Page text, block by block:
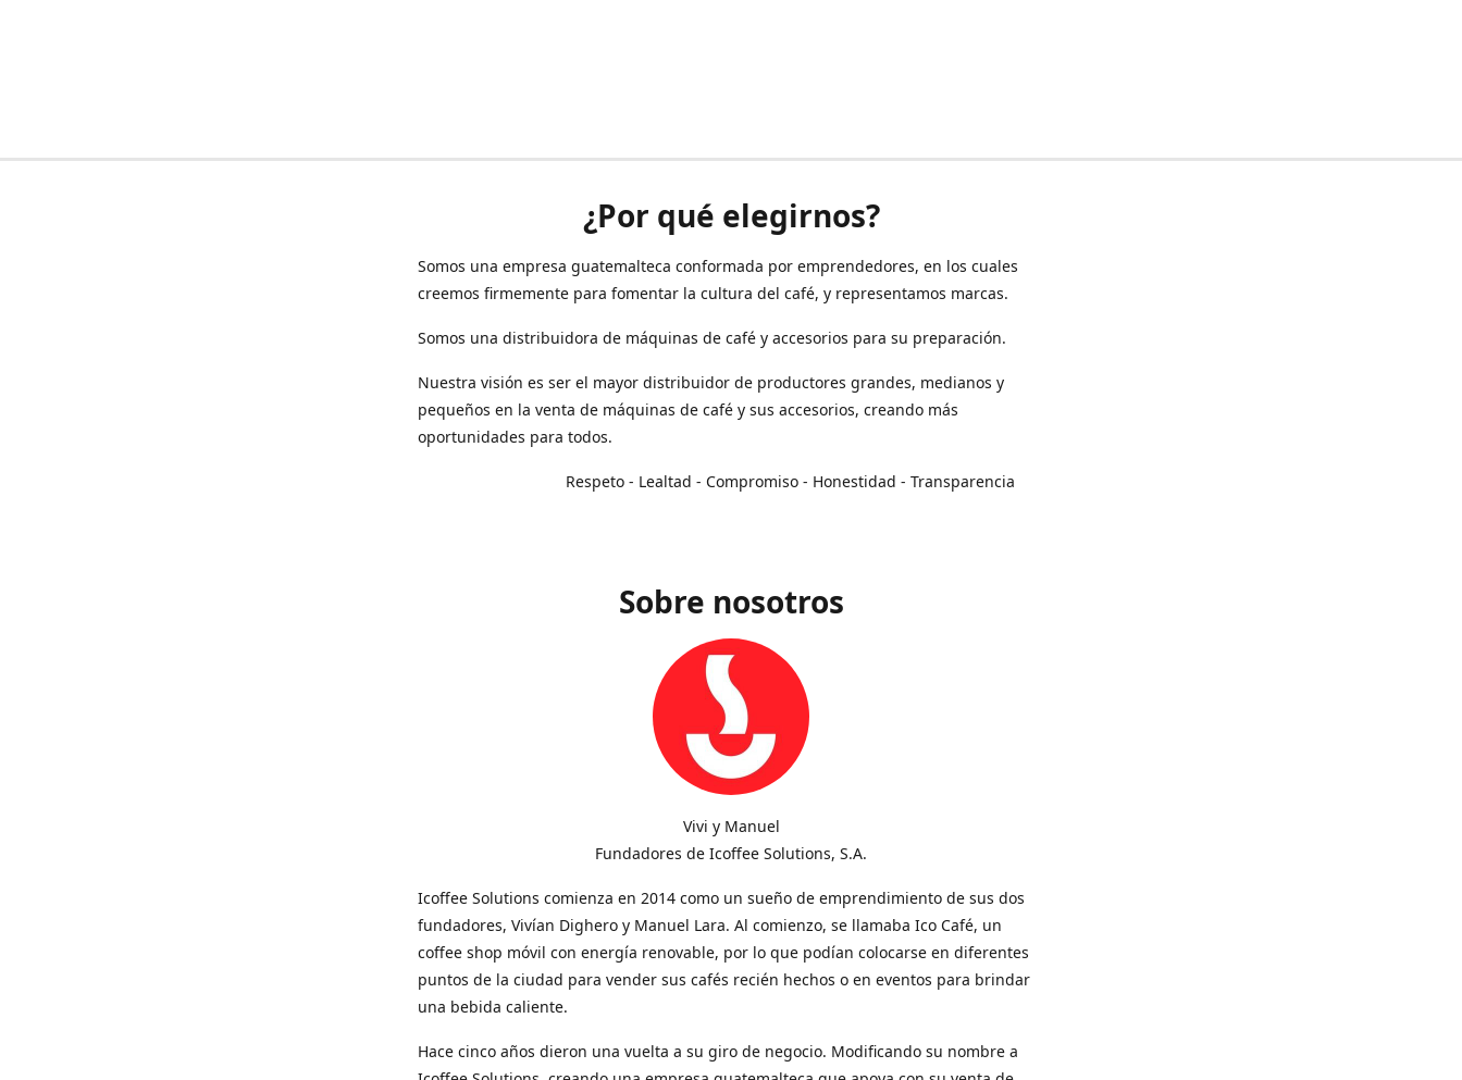
¿Por qué elegirnos?
Somos una empresa guatemalteca conformada por emprendedores, en los cuales
creemos firmemente para fomentar la cultura del café, y representamos marcas.
Somos una distribuidora de máquinas de café y accesorios para su preparación.
Nuestra visión es ser el mayor distribuidor de productores grandes, medianos y
pequeños en la venta de máquinas de café y sus accesorios, creando más
oportunidades para todos.
Respeto - Lealtad - Compromiso - Honestidad - Transparencia
Sobre nosotros
Vivi y Manuel
Fundadores de Icoffee Solutions, S.A.
Icoffee Solutions comienza en 2014 como un sueño de emprendimiento de sus dos
fundadores, Vivían Dighero y Manuel Lara. Al comienzo, se llamaba Ico Café, un
coffee shop móvil con energía renovable, por lo que podían colocarse en diferentes
puntos de la ciudad para vender sus cafés recién hechos o en eventos para brindar
una bebida caliente.
Hace cinco años dieron una vuelta a su giro de negocio. Modificando su nombre a